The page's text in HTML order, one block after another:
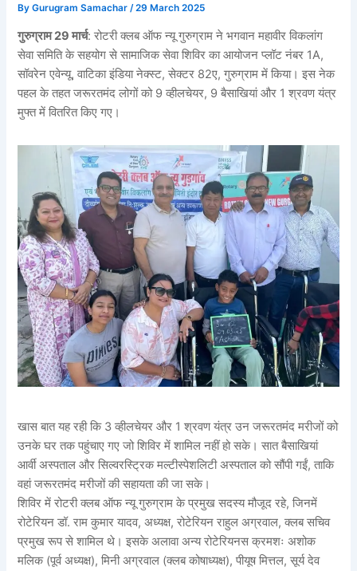
ByGurugram Samachar /29 March 2025
गुरुग्राम 29 मार्च: रोटरी क्लब ऑफ न्यू गुरुग्राम ने भगवान महावीर विकलांग
सेवा समिति के सहयोग से सामाजिक सेवा शिविर का आयोजन प्लॉट नंबर 1A,
सॉवरेन एवेन्यू, वाटिका इंडिया नेक्स्ट, सेक्टर 82ए, गुरुग्राम में किया। इस नेक
पहल के तहत जरूरतमंद लोगों को 9 व्हीलचेयर, 9 बैसाखियां और 1 श्रवण यंत्र
मुफ्त में वितरित किए गए।
खास बात यह रही कि 3 व्हीलचेयर और 1 श्रवण यंत्र उन जरूरतमंद मरीजों को
उनके घर तक पहुंचाए गए जो शिविर में शामिल नहीं हो सके। सात बैसाखियां
आर्वी अस्पताल और सिल्वरस्ट्रिक मल्टीस्पेशलिटी अस्पताल को सौंपी गईं, ताकि
वहां जरूरतमंद मरीजों की सहायता की जा सके।
शिविर में रोटरी क्लब ऑफ न्यू गुरुग्राम के प्रमुख सदस्य मौजूद रहे, जिनमें
रोटेरियन डॉ. राम कुमार यादव, अध्यक्ष, रोटेरियन राहुल अग्रवाल, क्लब सचिव
प्रमुख रूप से शामिल थे। इसके अलावा अन्य रोटेरियनस क्रमशः अशोक
मलिक (पूर्व अध्यक्ष), मिनी अग्रवाल (क्लब कोषाध्यक्ष), पीयूष मित्तल, सूर्य देव